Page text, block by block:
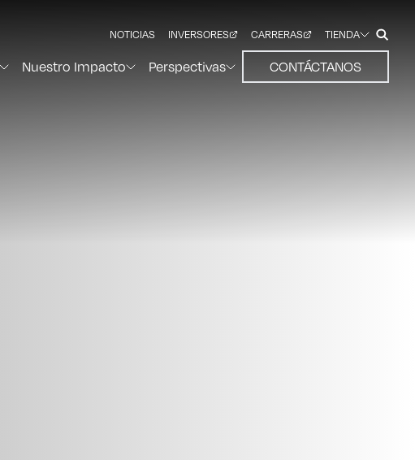
NOTICIAS INVERSORES CARRERAS TIENDA
Nuestro Impacto Perspectivas CONTÁCTANOS